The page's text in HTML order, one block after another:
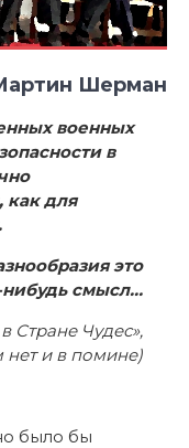
Шерман
военных
в
как для
это
смысл…
Стране Чудес»,
нет и в помине)
было бы